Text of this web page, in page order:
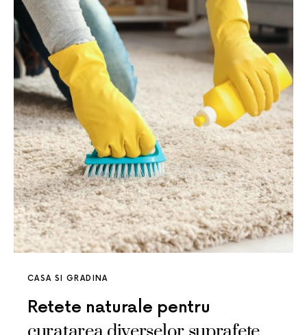
CASA SI GRADINA
Retete naturale pentru